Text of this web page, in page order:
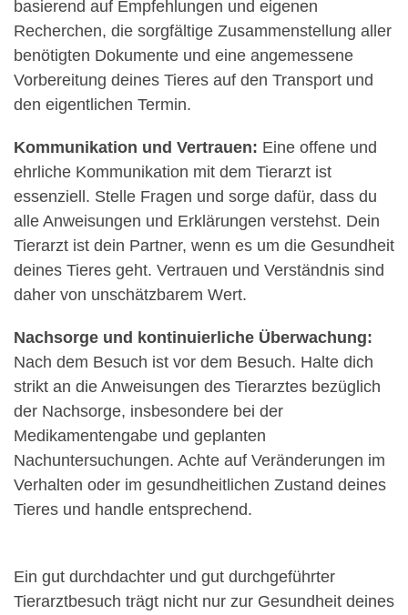
basierend auf Empfehlungen und eigenen
Recherchen, die sorgfältige Zusammenstellung aller
benötigten Dokumente und eine angemessene
Vorbereitung deines Tieres auf den Transport und
den eigentlichen Termin.
Kommunikation und Vertrauen: Eine offene und
ehrliche Kommunikation mit dem Tierarzt ist
essenziell. Stelle Fragen und sorge dafür, dass du
alle Anweisungen und Erklärungen verstehst. Dein
Tierarzt ist dein Partner, wenn es um die Gesundheit
deines Tieres geht. Vertrauen und Verständnis sind
daher von unschätzbarem Wert.
Nachsorge und kontinuierliche Überwachung:
Nach dem Besuch ist vor dem Besuch. Halte dich
strikt an die Anweisungen des Tierarztes bezüglich
der Nachsorge, insbesondere bei der
Medikamentengabe und geplanten
Nachuntersuchungen. Achte auf Veränderungen im
Verhalten oder im gesundheitlichen Zustand deines
Tieres und handle entsprechend.
Ein gut durchdachter und gut durchgeführter
Tierarztbesuch trägt nicht nur zur Gesundheit deines